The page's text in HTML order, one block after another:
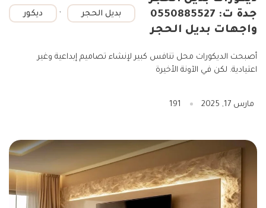
بديل الحجر , ديكور
جدة ت: 0550885527
واجهات بديل الحجر
أصبحت الديكورات محل تنافس كبير لإنشاء تصاميم إبداعية وغير
اعتيادية. لكن في الآونة الأخيرة
مارس 17, 2025 191